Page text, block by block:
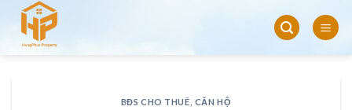
Skip
content
BĐS CHO THUÊ CĂN HỘ